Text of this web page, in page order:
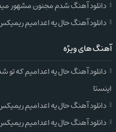
دانلود آهنگ شدم مجنون مشهور
دانلود آهنگ حال یه اعدامیم
آهنگ های ویژه
دانلود آهنگ حال یه اعدامیم که
اینستا
دانلود آهنگ حال یه اعدامیم
دانلود آهنگ حال یه اعدامیم